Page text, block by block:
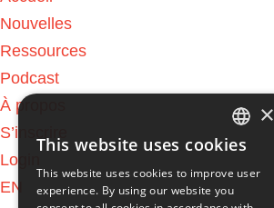
Nouvelles
Ressources
Podcast
À propos
S’inscrire
Login
EN
ENGLISH
×
This website uses cookies
This website uses cookies to improve user
experience. By using our website you